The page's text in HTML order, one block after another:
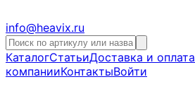
info@heavix.ru
КаталогСтатьиДоставка и оплата
компанииКонтактыВойти